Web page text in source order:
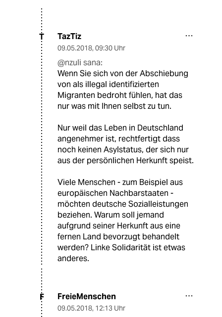
T TazTiz
09.05.2018, 09:30 Uhr
@nzuli sana:
Wenn Sie sich von der Abschiebung
von als illegal identifizierten
Migranten bedroht fühlen, hat das
nur was mit Ihnen selbst zu tun.
Nur weil das Leben in Deutschland
angenehmer ist, rechtfertigt dass
noch keinen Asylstatus, der sich nur
aus der persönlichen Herkunft speist.
Viele Menschen - zum Beispiel aus
europäischen Nachbarstaaten -
möchten deutsche Sozialleistungen
beziehen. Warum soll jemand
aufgrund seiner Herkunft aus eine
fernen Land bevorzugt behandelt
werden? Linke Solidarität ist etwas
anderes.
F FreieMenschen
09.05.2018, 12:13 Uhr